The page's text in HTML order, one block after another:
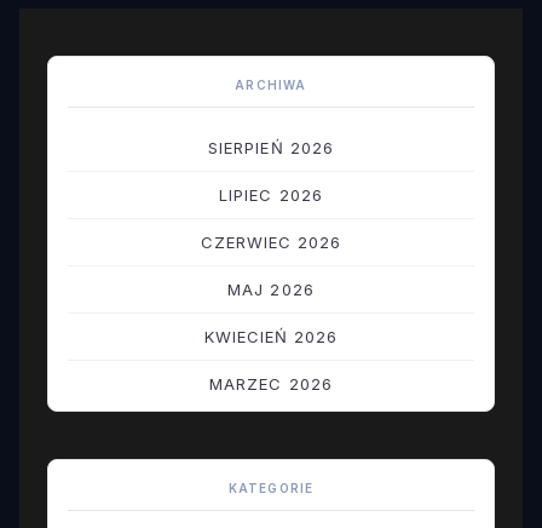
ARCHIWA
SIERPIEŃ 2026
LIPIEC 2026
CZERWIEC 2026
MAJ 2026
KWIECIEŃ 2026
MARZEC 2026
STYCZEŃ 2026
KATEGORIE